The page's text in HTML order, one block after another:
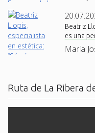
Beatriz
es una
Maria
Ruta de La Ribera